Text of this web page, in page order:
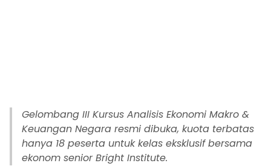
Gelombang III Kursus Analisis Ekonomi Makro &
Keuangan Negara resmi dibuka, kuota terbatas
hanya 18 peserta untuk kelas eksklusif bersama
ekonom senior Bright Institute.